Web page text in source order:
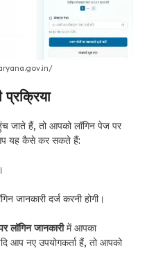
जाते हैं, तो आपको लॉगिन पेज पर
आप यह कैसे कर सकते हैं:
जानकारी दर्ज करनी होगी।
लॉगिन जानकारीमें आपका
आप नए उपयोगकर्ता हैं, तो आपको